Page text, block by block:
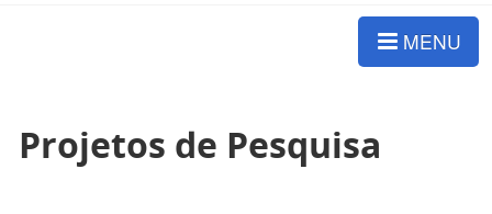
MENU
Projetos de Pesquisa